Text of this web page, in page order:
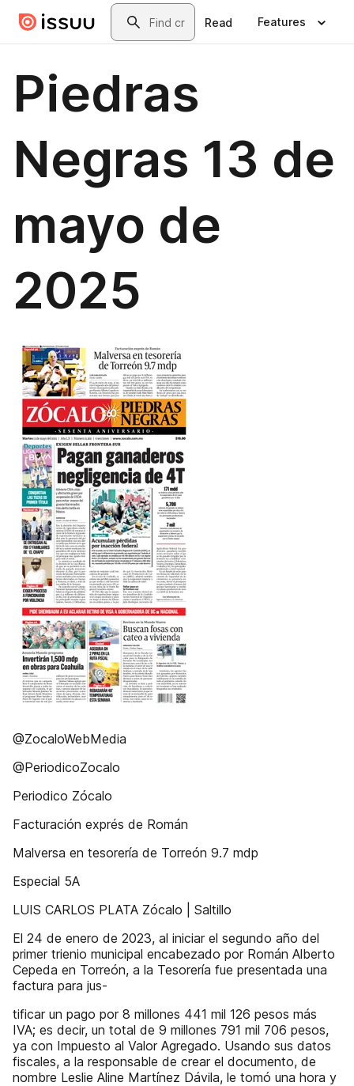
Skip to main contentSearch
Read Features
Piedras
Negras 13 de
mayo de
2025
@ZocaloWebMedia
@PeriodicoZocalo
Periodico Zócalo
Facturación exprés de Román
Malversa en tesorería de Torreón 9.7 mdp
Especial 5A
LUIS CARLOS PLATA Zócalo | Saltillo
El 24 de enero de 2023, al iniciar el segundo año del
primer trienio municipal encabezado por Román Alberto
Cepeda en Torreón, a la Tesorería fue presentada una
factura para jus-
tificar un pago por 8 millones 441 mil 126 pesos más
IVA; es decir, un total de 9 millones 791 mil 706 pesos,
ya con Impuesto al Valor Agregado. Usando sus datos
fiscales, a la responsable de crear el documento, de
nombre Leslie Aline Martínez Dávila, le tomó una hora y